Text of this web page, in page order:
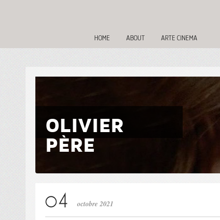
HOME ABOUT ARTE CINEMA
OLIVIER
PÈRE
octobre 2021